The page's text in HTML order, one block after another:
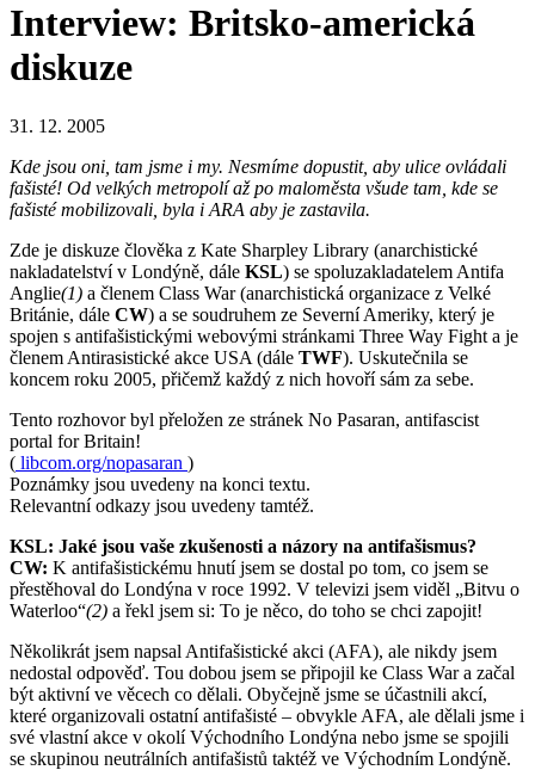
Interview: Britsko-americká
diskuze
31. 12. 2005
Kde jsou oni, tam jsme i my. Nesmíme dopustit, aby ulice ovládali
fašisté! Od velkých metropolí až po maloměsta všude tam, kde se
fašisté mobilizovali, byla i ARA aby je zastavila.
Zde je diskuze člověka z Kate Sharpley Library (anarchistické
nakladatelství v Londýně, dále KSL) se spoluzakladatelem Antifa
Anglie(1) a členem Class War (anarchistická organizace z Velké
Británie, dále CW) a se soudruhem ze Severní Ameriky, který je
spojen s antifašistickými webovými stránkami Three Way Fight a je
členem Antirasistické akce USA (dále TWF). Uskutečnila se
koncem roku 2005, přičemž každý z nich hovoří sám za sebe.
Tento rozhovor byl přeložen ze stránek No Pasaran, antifascist
portal for Britain!
( libcom.org/nopasaran )
Poznámky jsou uvedeny na konci textu.
Relevantní odkazy jsou uvedeny tamtéž.
KSL: Jaké jsou vaše zkušenosti a názory na antifašismus?
CW: K antifašistickému hnutí jsem se dostal po tom, co jsem se
přestěhoval do Londýna v roce 1992. V televizi jsem viděl „Bitvu o
Waterloo“(2) a řekl jsem si: To je něco, do toho se chci zapojit!
Několikrát jsem napsal Antifašistické akci (AFA), ale nikdy jsem
nedostal odpověď. Tou dobou jsem se připojil ke Class War a začal
být aktivní ve věcech co dělali. Obyčejně jsme se účastnili akcí,
které organizovali ostatní antifašisté – obvykle AFA, ale dělali jsme i
své vlastní akce v okolí Východního Londýna nebo jsme se spojili
se skupinou neutrálních antifašistů taktéž ve Východním Londýně.